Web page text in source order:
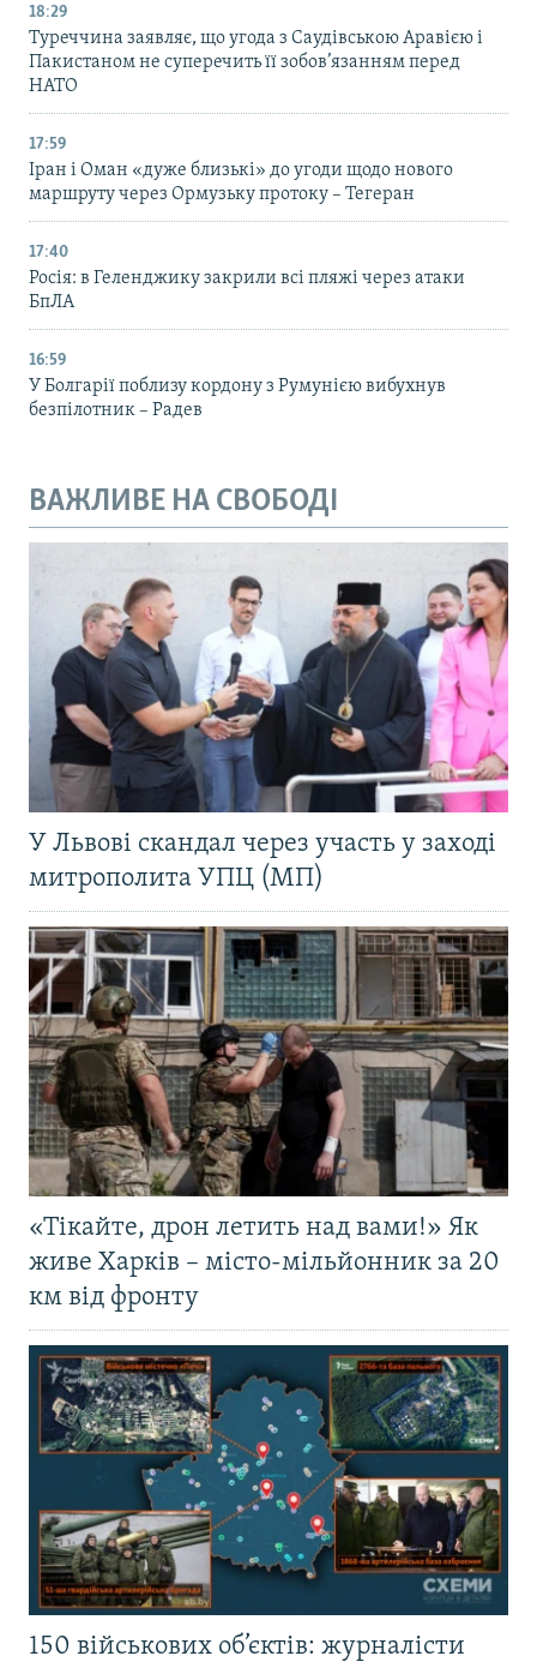
18:29
Туреччина заявляє, що угода з Саудівською Аравією і
Пакистаном не суперечить її зобов’язанням перед
НАТО
17:59
Іран і Оман «дуже близькі» до угоди щодо нового
маршруту через Ормузьку протоку – Тегеран
17:40
Росія: в Геленджику закрили всі пляжі через атаки
БпЛА
16:59
У Болгарії поблизу кордону з Румунією вибухнув
безпілотник – Радев
ВАЖЛИВЕ НА СВОБОДІ
У Львові скандал через участь у заході
митрополита УПЦ (МП)
«Тікайте, дрон летить над вами!» Як
живе Харків – місто-мільйонник за 20
км від фронту
150 військових об’єктів: журналісти